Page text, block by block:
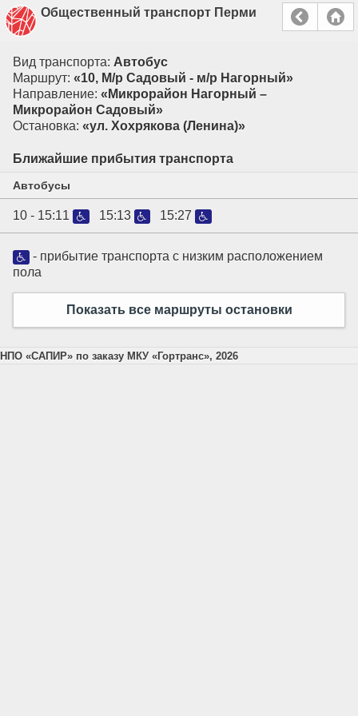
Общественный транспорт Перми
Вид транспорта: Автобус
Маршрут: «10, М/р Садовый - м/р Нагорный»
Направление: «Микрорайон Нагорный –
Микрорайон Садовый»
Остановка: «ул. Хохрякова (Ленина)»
Ближайшие прибытия транспорта
Автобусы
10 - 15:11 15:13 15:27
- прибытие транспорта с низким расположением
пола
Показать все маршруты остановки
НПО «САПИР» по заказу МКУ «Гортранс», 2026